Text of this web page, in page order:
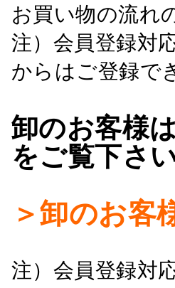
お買い物の流れ
注）会員登録対
からはご登録で
卸のお客様
をご覧下さい
＞卸のお客
注）会員登録対